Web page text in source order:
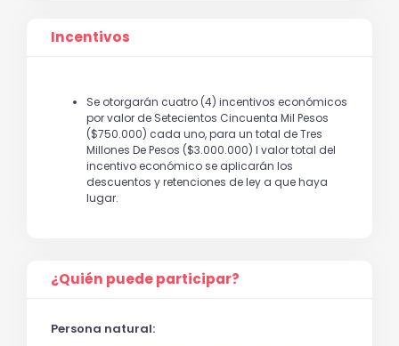
Incentivos
Se otorgarán cuatro (4) incentivos económicos
por valor de Setecientos Cincuenta Mil Pesos
($750.000) cada uno, para un total de Tres
Millones De Pesos ($3.000.000) l valor total del
incentivo económico se aplicarán los
descuentos y retenciones de ley a que haya
lugar.
¿Quién puede participar?
Persona natural: